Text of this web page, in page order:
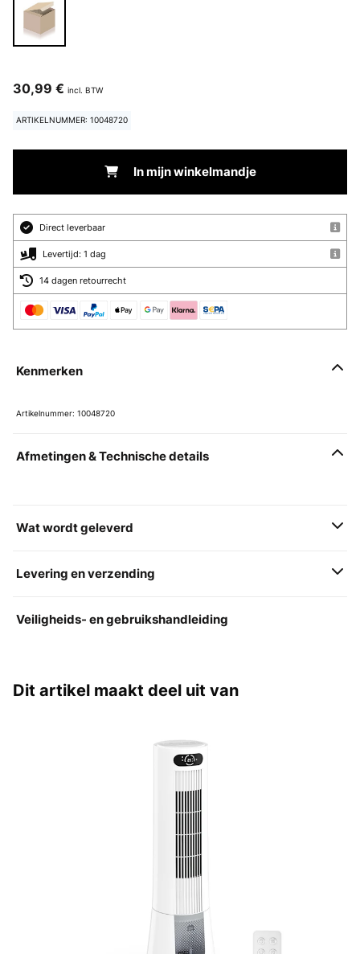
30,99 € incl. BTW
ARTIKELNUMMER: 10048720
In mijn winkelmandje
Direct leverbaar
Levertijd: 1 dag
14 dagen retourrecht
Kenmerken
Artikelnummer: 10048720
Afmetingen & Technische details
Wat wordt geleverd
Levering en verzending
Veiligheids- en gebruikshandleiding
Dit artikel maakt deel uit van